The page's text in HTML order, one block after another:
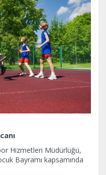
Hizmetleri Müdürlüğü,
Bayramı kapsamında